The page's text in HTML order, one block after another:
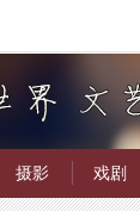
摄影 戏剧